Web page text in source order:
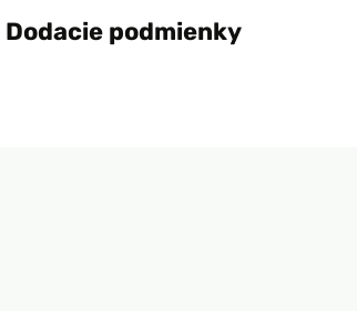
Dodacie podmienky